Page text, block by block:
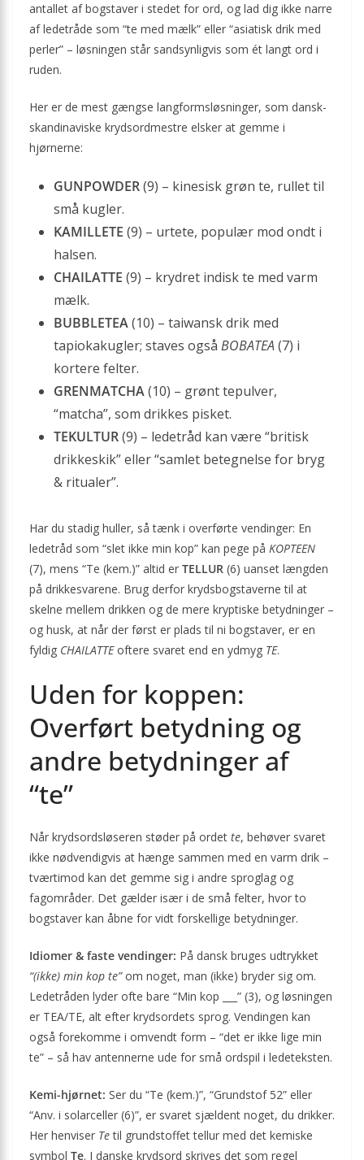
antallet af bogstaver i stedet for ord, og lad dig ikke narre
af ledetråde som “te med mælk” eller “asiatisk drik med
perler” – løsningen står sandsynligvis som ét langt ord i
ruden.
Her er de mest gængse langformsløsninger, som dansk-
skandinaviske krydsordmestre elsker at gemme i
hjørnerne:
GUNPOWDER(9) – kinesisk grøn te, rullet til
små kugler.
KAMILLETE (9) – urtete, populær mod ondt i
halsen.
CHAILATTE (9) – krydret indisk te med varm
mælk.
BUBBLETEA(10) – taiwansk drik med
tapiokakugler; staves også BOBATEA(7) i
kortere felter.
GRENMATCHA(10) – grønt tepulver,
“matcha”, som drikkes pisket.
TEKULTUR(9) – ledetråd kan være “britisk
drikkeskik” eller “samlet betegnelse for bryg
& ritualer”.
Har du stadig huller, så tænk i overførte vendinger: En
ledetråd som “slet ikke min kop” kan pege på KOPTEEN
(7), mens “Te (kem.)” altid er TELLUR (6) uanset længden
på drikkesvarene. Brug derfor krydsbogstaverne til at
skelne mellem drikken og de mere kryptiske betydninger –
og husk, at når der først er plads til ni bogstaver, er en
fyldig CHAILATTEoftere svaret end en ydmyg TE.
Uden for koppen:
Overført betydning og
andre betydninger af
“te”
Når krydsordsløseren støder på ordet te, behøver svaret
ikke nødvendigvis at hænge sammen med en varm drik –
tværtimod kan det gemme sig i andre sproglag og
fagområder. Det gælder især i de små felter, hvor to
bogstaver kan åbne for vidt forskellige betydninger.
Idiomer & faste vendinger: På dansk bruges udtrykket
“(ikke) min kop te”om noget, man (ikke) bryder sig om.
Ledetråden lyder ofte bare “Min kop ___” (3), og løsningen
er TEA/TE, alt efter krydsordets sprog. Vendingen kan
også forekomme i omvendt form – “det er ikke lige min
te” – så hav antennerne ude for små ordspil i ledeteksten.
Kemi-hjørnet: Ser du “Te (kem.)”, “Grundstof 52” eller
“Anv. i solarceller (6)”, er svaret sjældent noget, du drikker.
Her henviser Tetil grundstoffet tellur med det kemiske
symbol Te. I danske krydsord skrives det som regel